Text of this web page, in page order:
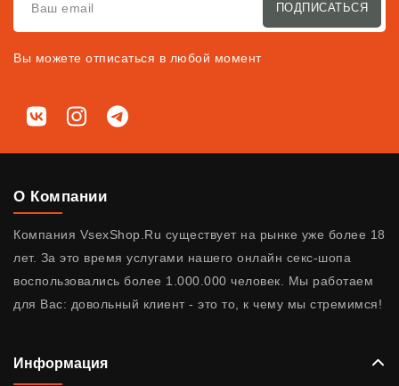
ПОДПИСАТЬСЯ
Вы можете отписаться в любой момент
Мы в соц. сетях
ВКонтактеInstagramTelegram
О Компании
Компания VsexShop.Ru существует на рынке уже более 18
лет. За это время услугами нашего онлайн секс-шопа
воспользовались более 1.000.000 человек. Мы работаем
для Вас: довольный клиент - это то, к чему мы стремимся!
Информация